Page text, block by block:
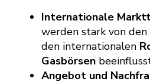
Internationale
werden stark von
den internationalen
Gasbörsen
Angebot und